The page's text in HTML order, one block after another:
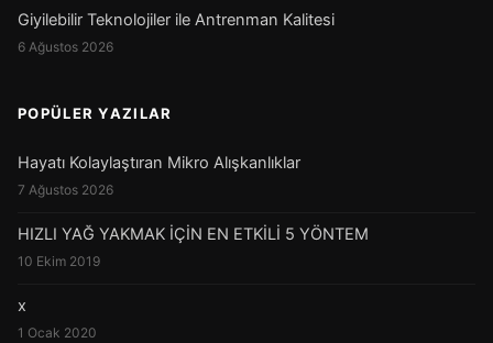
Giyilebilir Teknolojiler ile Antrenman Kalitesi
6 Ağustos 2026
POPÜLER YAZILAR
Hayatı Kolaylaştıran Mikro Alışkanlıklar
7 Ağustos 2026
HIZLI YAĞ YAKMAK İÇİN EN ETKİLİ 5 YÖNTEM
10 Ekim 2019
x
1 Ocak 2020